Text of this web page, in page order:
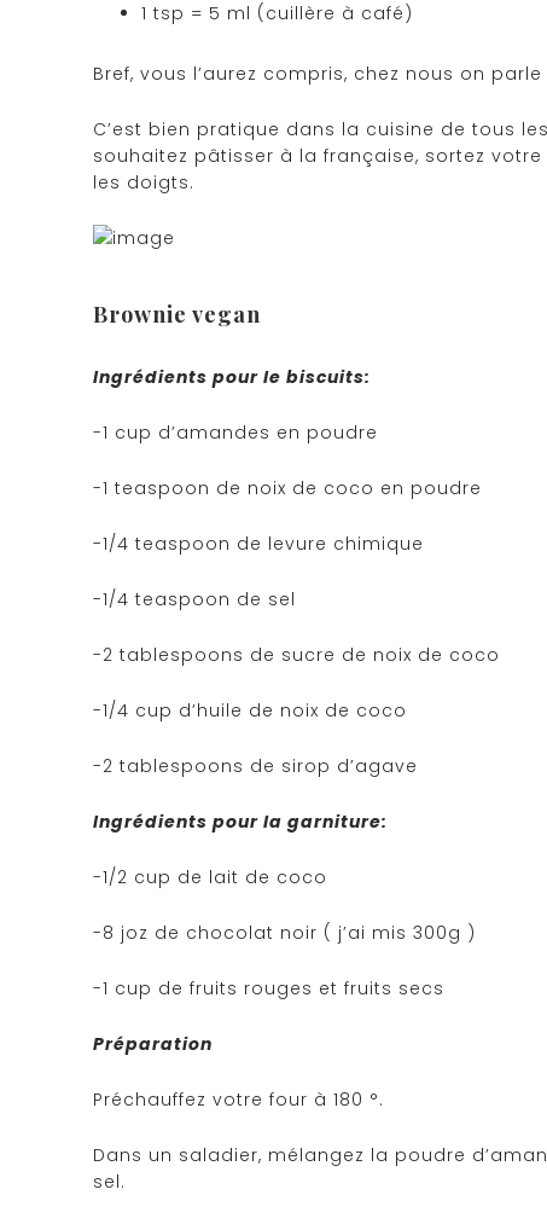
1 tsp = 5 ml (cuillère à café)
Bref, vous l’aurez compris, chez nous on parle
C’est bien pratique dans la cuisine de tous
souhaitez pâtisser à la française, sortez
les doigts.
Brownie vegan
Ingrédients pour le biscuits:
-1 cup d’amandes en poudre
-1 teaspoon de noix de coco en poudre
-1/4 teaspoon de levure chimique
-1/4 teaspoon de sel
-2 tablespoons de sucre de noix de coco
-1/4 cup d’huile de noix de coco
-2 tablespoons de sirop d’agave
Ingrédients pour la garniture:
-1/2 cup de lait de coco
-8 joz de chocolat noir ( j’ai mis 300g )
-1 cup de fruits rouges et fruits secs
Préparation
Préchauffez votre four à 180 °.
Dans un saladier, mélangez la poudre
sel.